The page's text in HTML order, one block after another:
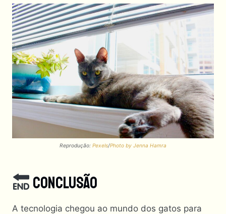
Reprodução: Pexels/Photo by Jenna Hamra
Conclusão
A tecnologia chegou ao mundo dos gatos para